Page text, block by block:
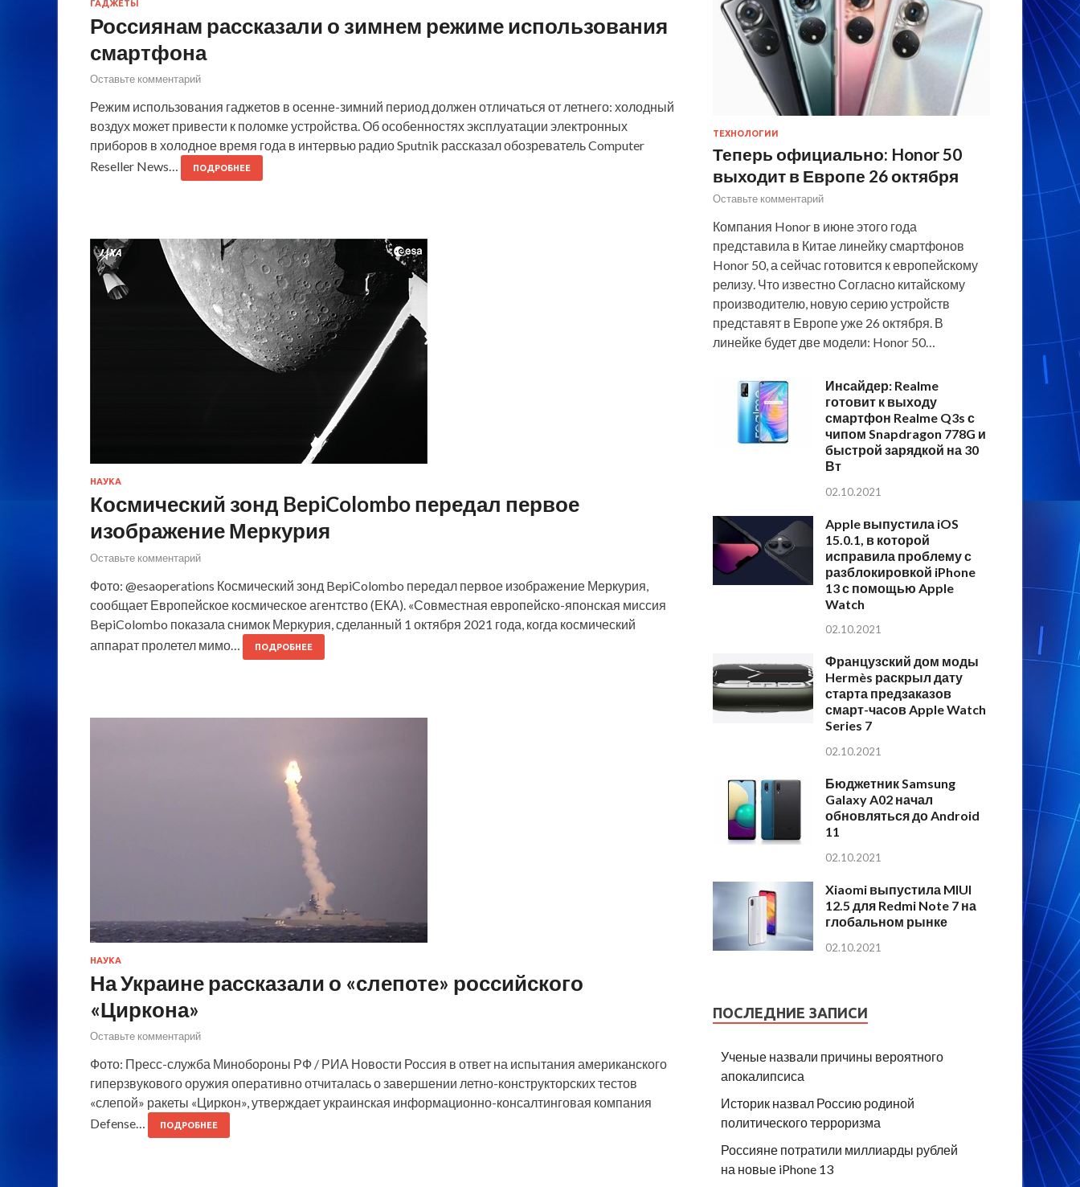
ГАДЖЕТЫ
Россиянам рассказали о зимнем режиме использования
смартфона
Оставьте комментарий
Режим использования гаджетов в осенне-зимний период должен отличаться от летнего: холодный
воздух может привести к поломке устройства. Об особенностях эксплуатации электронных
приборов в холодное время года в интервью радио Sputnik рассказал обозреватель Computer
Reseller News…
ПОДРОБНЕЕ
НАУКА
Космический зонд BepiColombo передал первое
изображение Меркурия
Оставьте комментарий
Фото: @esaoperations Космический зонд BepiColombo передал первое изображение Меркурия,
сообщает Европейское космическое агентство (ЕКА). «Совместная европейско-японская миссия
BepiColombo показала снимок Меркурия, сделанный 1 октября 2021 года, когда космический
аппарат пролетел мимо…
ПОДРОБНЕЕ
НАУКА
На Украине рассказали о «слепоте» российского
«Циркона»
Оставьте комментарий
Фото: Пресс-служба Минобороны РФ / РИА Новости Россия в ответ на испытания американского
гиперзвукового оружия оперативно отчиталась о завершении летно-конструкторских тестов
«слепой» ракеты «Циркон», утверждает украинская информационно-консалтинговая компания
Defense…
ПОДРОБНЕЕ
ТЕХНОЛОГИИ
Теперь официально: Honor 50
выходит в Европе 26 октября
Оставьте комментарий
Компания Honor в июне этого года
представила в Китае линейку смартфонов
Honor 50, а сейчас готовится к европейскому
релизу. Что известно Согласно китайскому
производителю, новую серию устройств
представят в Европе уже 26 октября. В
линейке будет две модели: Honor 50…
Инсайдер: Realme
готовит к выходу
смартфон Realme Q3s с
чипом Snapdragon 778G и
быстрой зарядкой на 30
Вт
02.10.2021
Apple выпустила iOS
15.0.1, в которой
исправила проблему с
разблокировкой iPhone
13 с помощью Apple
Watch
02.10.2021
Французский дом моды
Hermès раскрыл дату
старта предзаказов
смарт-часов Apple Watch
Series 7
02.10.2021
Бюджетник Samsung
Galaxy A02 начал
обновляться до Android
11
02.10.2021
Xiaomi выпустила MIUI
12.5 для Redmi Note 7 на
глобальном рынке
02.10.2021
ПОСЛЕДНИЕ ЗАПИСИ
Ученые назвали причины вероятного
апокалипсиса
Историк назвал Россию родиной
политического терроризма
Россияне потратили миллиарды рублей
на новые iPhone 13